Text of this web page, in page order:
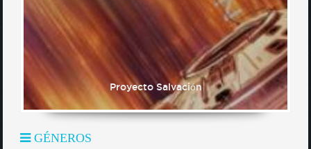
Proyecto Salvación
GÉNEROS